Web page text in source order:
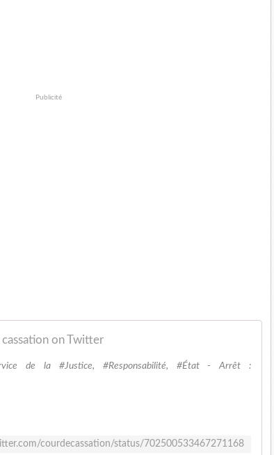
Publicité
on Twitter
de la #Justice, #Responsabilité, #État - Arrêt :
courdecassation/status/702500533467271168